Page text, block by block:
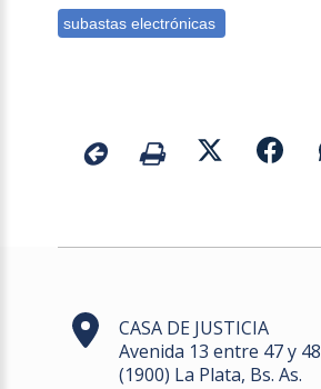
CASA DE JUSTICIA
Avenida 13 entre 47 y 48
(1900) La Plata, Bs. As.